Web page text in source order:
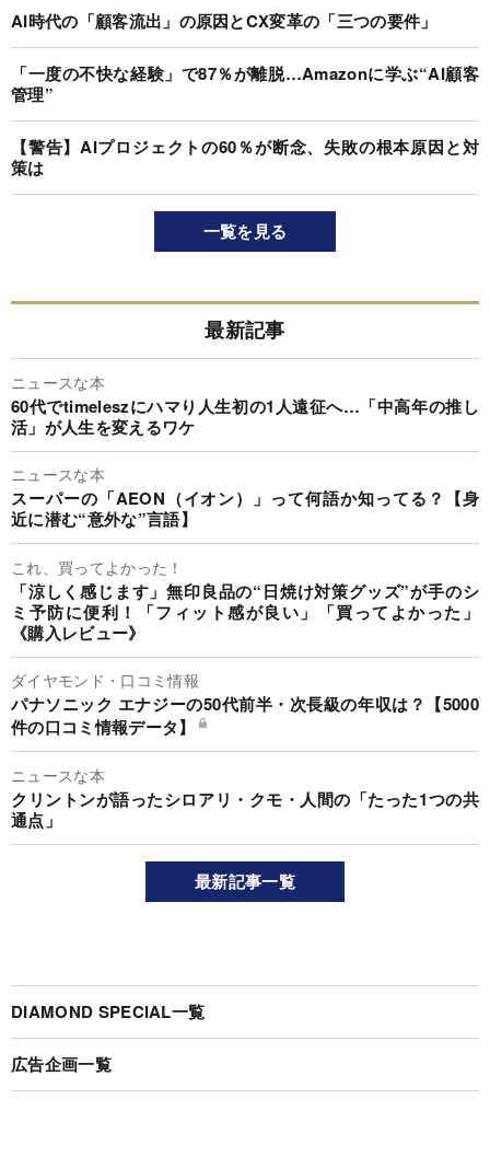
AI時代の「顧客流出」の原因とCX変革の「三つの要件」
「一度の不快な経験」で87％が離脱…Amazonに学ぶ“AI顧客
管理”
【警告】AIプロジェクトの60％が断念、失敗の根本原因と対
策は
一覧を見る
最新記事
ニュースな本
60代でtimeleszにハマり人生初の1人遠征へ…「中高年の推し
活」が人生を変えるワケ
ニュースな本
スーパーの「AEON（イオン）」って何語か知ってる？【身
近に潜む“意外な”言語】
これ、買ってよかった！
「涼しく感じます」無印良品の“日焼け対策グッズ”が手のシ
ミ予防に便利！「フィット感が良い」「買ってよかった」
《購入レビュー》
ダイヤモンド・口コミ情報
パナソニック エナジーの50代前半・次長級の年収は？【5000
件の口コミ情報データ】
ニュースな本
クリントンが語ったシロアリ・クモ・人間の「たった1つの共
通点」
最新記事一覧
DIAMOND SPECIAL一覧
広告企画一覧